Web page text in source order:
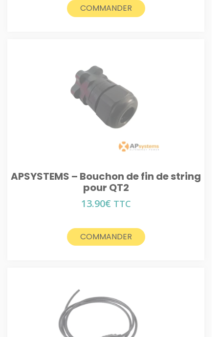
COMMANDER
APSYSTEMS – Bouchon de fin de string
pour QT2
13.90€ TTC
COMMANDER